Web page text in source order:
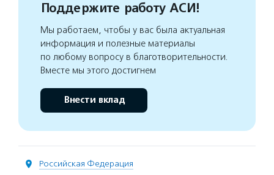
Поддержите работу АСИ!
Мы работаем, чтобы у вас была актуальная
информация и полезные материалы
по любому вопросу в благотворительности.
Вместе мы этого достигнем
Внести вклад
Российская Федерация